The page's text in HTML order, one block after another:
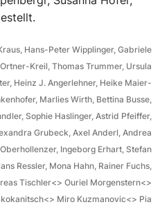
Hans-Peter Wipplinger, Gabriele
Kreil, Thomas Trummer, Ursula
Heinz J. Angerlehner, Heike Maier-
Marlies Wirth, Bettina Busse,
Sophie Haslinger, Astrid Pfeiffer,
Grubeck, Axel Anderl, Andrea
Ingeborg Erhart, Stefan
Ressler, Mona Hahn, Rainer Fuchs,
Tischler<> Ouriel Morgenstern<>
Miro Kuzmanovic<> Pia